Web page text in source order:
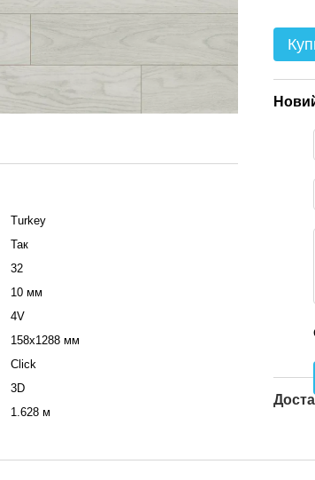
Turkey
Так
32
10 мм
4V
158х1288 мм
Click
3D
1.628 м